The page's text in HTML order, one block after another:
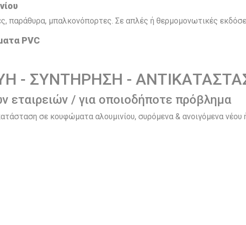
παράθυρα, μπαλκονόπορτες. Σε απλές ή θερμομονωτικές
PVC
- ΣΥΝΤΗΡΗΣΗ -
εταιρειών / για οποιοδήποτε πρόβλημα
σε κουφώματα αλουμινίου, συρόμενα & ανοιγόμενα νέου